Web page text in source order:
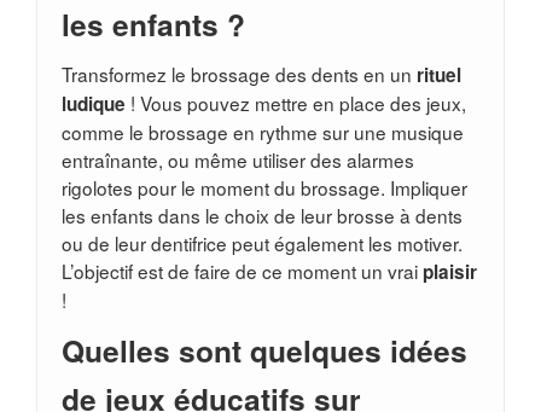
les enfants ?
Transformez le brossage des dents en un rituel
ludique ! Vous pouvez mettre en place des jeux,
comme le brossage en rythme sur une musique
entraînante, ou même utiliser des alarmes
rigolotes pour le moment du brossage. Impliquer
les enfants dans le choix de leur brosse à dents
ou de leur dentifrice peut également les motiver.
L’objectif est de faire de ce moment un vrai plaisir
!
Quelles sont quelques idées
de jeux éducatifs sur